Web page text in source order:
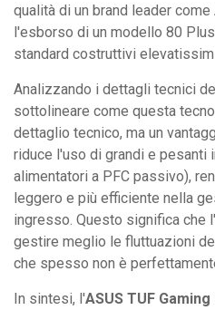
qualità di un brand leader
l'esborso di un modello 80
standard costruttivi
Analizzando i dettagli tecnici
sottolineare come questa
dettaglio tecnico, ma un
riduce l'uso di grandi e pesanti
alimentatori a PFC passivo),
leggero e più efficiente nella
ingresso. Questo significa che
gestire meglio le fluttuazioni
che spesso non è
In sintesi, l'ASUS TUF Gaming